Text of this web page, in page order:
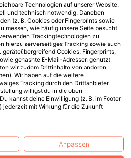
Technologien auf unserer Website.
und technisch notwendig. Daneben
(z. B. Cookies oder Fingerprints sowie
messen, wie häufig unsere Seite besucht
Trackingtechnologien zu
hierzu serverseitiges Tracking sowie auch
Cookies, Fingerprints,
gehashte E-Mail-Adressen genutzt
wir zudem Drittinhalte von anderen
Wir haben auf die weitere
Tracking durch den Drittanbieter
willigst du in die oben
kannst deine Einwilligung (z. B. im Footer
jederzeit mit Wirkung für die Zukunft
Anpassen